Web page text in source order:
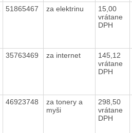
51865467 za elektrinu
15,00
vrátane
DPH
35763469 za internet
145,12
vrátane
DPH
46923748
za tonery a
myši
298,50
vrátane
DPH